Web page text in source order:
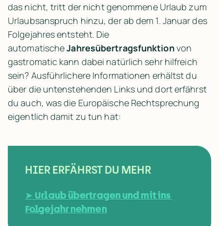
das nicht, tritt der nicht genommene Urlaub zum
Urlaubsanspruch hinzu, der ab dem 1. Januar des
Folgejahres entsteht. Die
automatische Jahresübertragsfunktion von
gastromatic kann dabei natürlich sehr hilfreich
sein? Ausführlichere Informationen erhältst du
über die untenstehenden Links und dort erfährst
du auch, was die Europäische Rechtsprechung
eigentlich damit zu tun hat:
HIER ERFÄHRST DU MEHR
➤ Urlaub übertragen und mit ins
Folgejahr nehmen